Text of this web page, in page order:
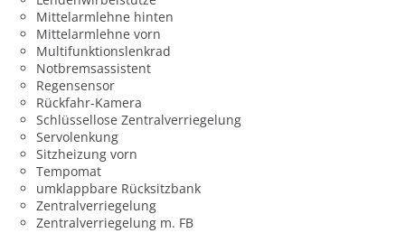
Mittelarmlehne hinten
Mittelarmlehne vorn
Multifunktionslenkrad
Notbremsassistent
Regensensor
Rückfahr-Kamera
Schlüssellose Zentralverriegelung
Servolenkung
Sitzheizung vorn
Tempomat
umklappbare Rücksitzbank
Zentralverriegelung
Zentralverriegelung m. FB